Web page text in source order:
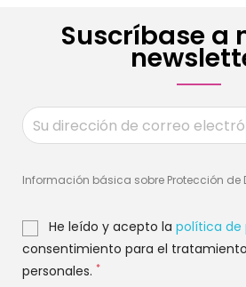
Suscríbase a
Información básica sobre Protección de
He leído y acepto la política de
consentimiento para el
personales. *